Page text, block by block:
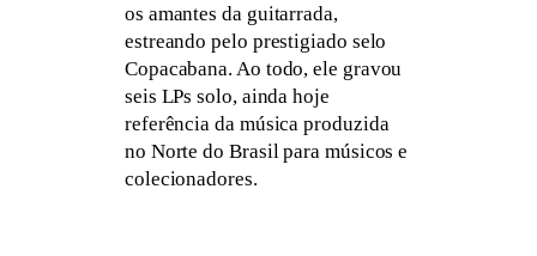
os amantes da guitarrada,
estreando pelo prestigiado selo
Copacabana. Ao todo, ele gravou
seis LPs solo, ainda hoje
referência da música produzida
no Norte do Brasil para músicos e
colecionadores.